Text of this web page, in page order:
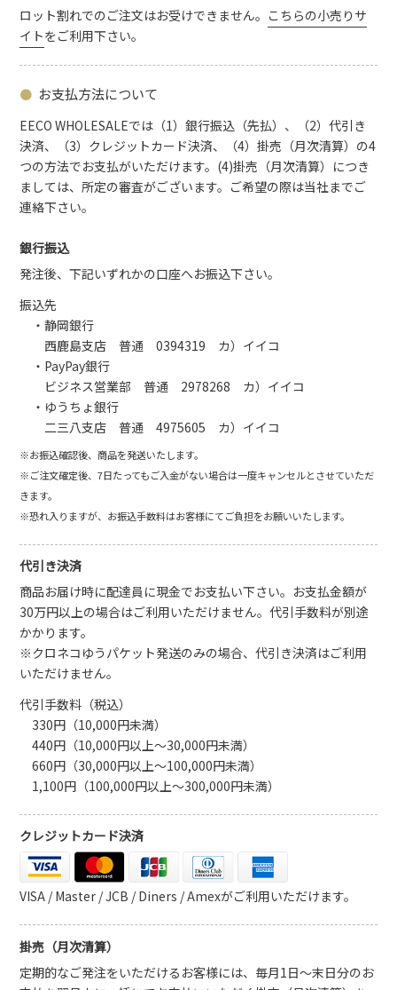
ロット割れでのご注文はお受けできません。 こちらの小売りサ
イトをご利用下さい。
お支払方法について
EECO WHOLESALEでは（1）銀行振込（先払）、（2）代引き
決済、（3）クレジットカード決済、（4）掛売（月次清算）の4
つの方法でお支払がいただけます。(4)掛売（月次清算）につき
ましては、所定の審査がございます。ご希望の際は当社までご
連絡下さい。
銀行振込
発注後、下記いずれかの口座へお振込下さい。
振込先
・静岡銀行
西鹿島支店 普通 0394319 カ）イイコ
・PayPay銀行
ビジネス営業部 普通 2978268 カ）イイコ
・ゆうちょ銀行
二三八支店 普通 4975605 カ）イイコ
※お振込確認後、商品を発送いたします。
※ご注文確定後、7日たってもご入金がない場合は一度キャンセルとさせていただ
きます。
※恐れ入りますが、お振込手数料はお客様にてご負担をお願いいたします。
代引き決済
商品お届け時に配達員に現金でお支払い下さい。お支払金額が
30万円以上の場合はご利用いただけません。代引手数料が別途
かかります。
※クロネコゆうパケット発送のみの場合、代引き決済はご利用
いただけません。
代引手数料（税込）
330円（10,000円未満）
440円（10,000円以上～30,000円未満）
660円（30,000円以上～100,000円未満）
1,100円（100,000円以上～300,000円未満）
クレジットカード決済
VISA / Master / JCB / Diners / Amexがご利用いただけます。
掛売（月次清算）
定期的なご発注をいただけるお客様には、毎月1日～末日分のお